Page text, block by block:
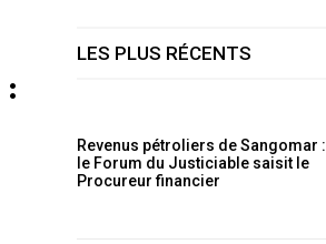
LES PLUS RÉCENTS
Revenus pétroliers de Sangomar :
le Forum du Justiciable saisit le
Procureur financier